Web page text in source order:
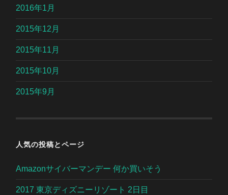
2016年1月
2015年12月
2015年11月
2015年10月
2015年9月
人気の投稿とページ
Amazonサイバーマンデー 何か買いそう
2017 東京ディズニーリゾート 2日目